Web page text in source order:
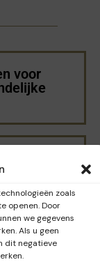
zoals
openen. Door
we gegevens
Als u geen
dit negatieve
voor
blinde
(VGT)